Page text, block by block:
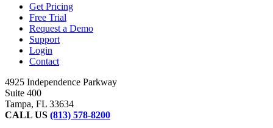
Get Pricing
Free Trial
Request a Demo
Support
Login
Contact
4925 Independence Parkway
Suite 400
Tampa, FL 33634
CALL US (813) 578-8200